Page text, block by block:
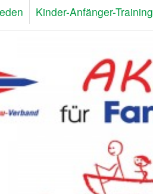
Kinder-Anfänger-Training